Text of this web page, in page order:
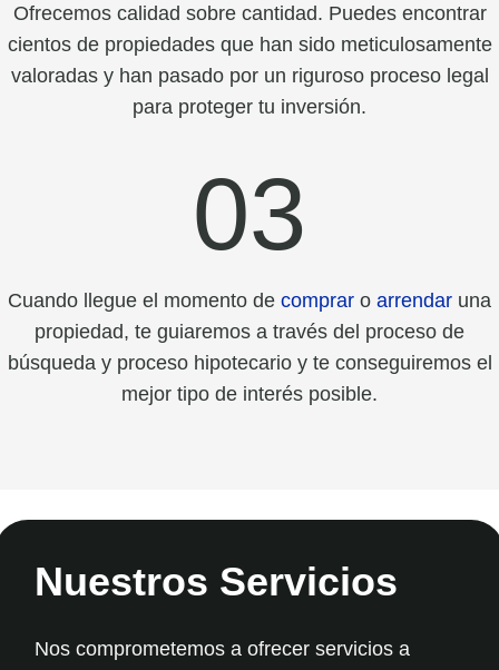
Ofrecemos calidad sobre cantidad. Puedes encontrar
cientos de propiedades que han sido meticulosamente
valoradas y han pasado por un riguroso proceso legal
para proteger tu inversión.
03
Cuando llegue el momento de comprar o arrendar una
propiedad, te guiaremos a través del proceso de
búsqueda y proceso hipotecario y te conseguiremos el
mejor tipo de interés posible.
Nuestros Servicios
Nos comprometemos a ofrecer servicios a